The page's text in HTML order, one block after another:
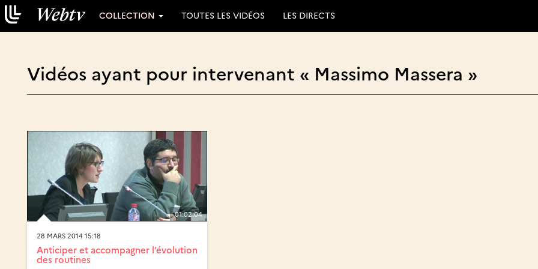
COLLECTION TOUTES LES VIDÉOS LES DIRECTS
Vidéos ayant pour intervenant « Massimo Massera »
01:02:04
28 MARS 2014 15:18
Anticiper et accompagner l’évolution
des routines